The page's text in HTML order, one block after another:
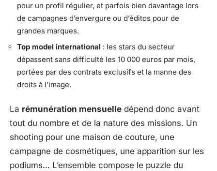
pour un profil régulier, et parfois bien davantage lors
de campagnes d’envergure ou d’éditos pour de
grandes marques.
Top model international : les stars du secteur
dépassent sans difficulté les 10 000 euros par mois,
portées par des contrats exclusifs et la manne des
droits à l’image.
La rémunération mensuelle dépend donc avant
tout du nombre et de la nature des missions. Un
shooting pour une maison de couture, une
campagne de cosmétiques, une apparition sur les
podiums… L’ensemble compose le puzzle du